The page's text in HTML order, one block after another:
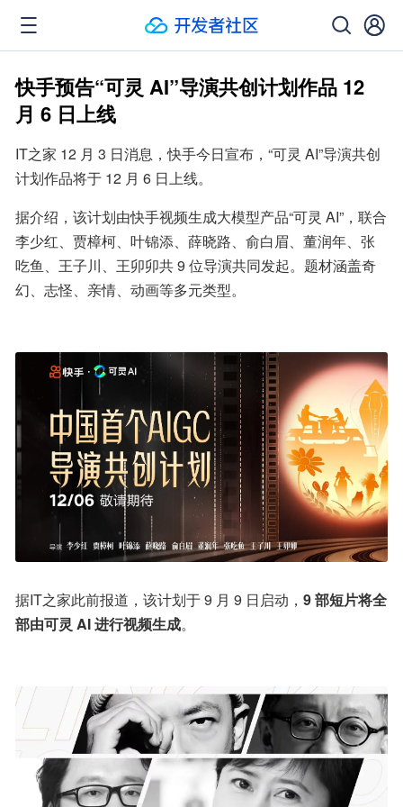
快手预告“可灵 AI”导演共创计划作品 12
月 6 日上线
IT之家 12 月 3 日消息，快手今日宣布，“可灵 AI”导演共创
计划作品将于 12 月 6 日上线。
据介绍，该计划由快手视频生成大模型产品“可灵 AI”，联合
李少红、贾樟柯、叶锦添、薛晓路、俞白眉、董润年、张
吃鱼、王子川、王卯卯共 9 位导演共同发起。题材涵盖奇
幻、志怪、亲情、动画等多元类型。
据IT之家此前报道，该计划于 9 月 9 日启动， 9 部短片将全
部由可灵 AI 进行视频生成。